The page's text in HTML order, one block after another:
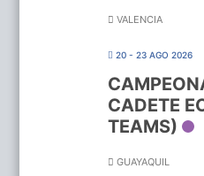
VALENCIA
20 - 23 AGO 2026
CADETE
TEAMS)
GUAYAQUIL